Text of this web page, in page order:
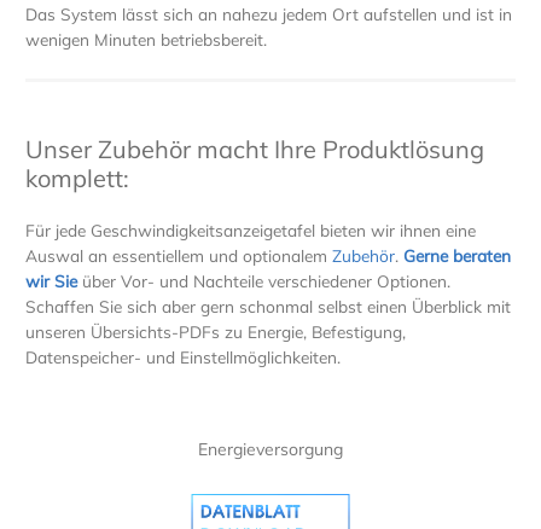
Das System lässt sich an nahezu jedem Ort aufstellen und ist in
wenigen Minuten betriebsbereit.
Unser Zubehör macht Ihre Produktlösung
komplett:
Für jede Geschwindigkeitsanzeigetafel bieten wir ihnen eine
Auswal an essentiellem und optionalemZubehör.Gerne beraten
wir Sie über Vor- und Nachteile verschiedener Optionen.
Schaffen Sie sich aber gern schonmal selbst einen Überblick mit
unseren Übersichts-PDFs zu Energie, Befestigung,
Datenspeicher- und Einstellmöglichkeiten.
Energieversorgung